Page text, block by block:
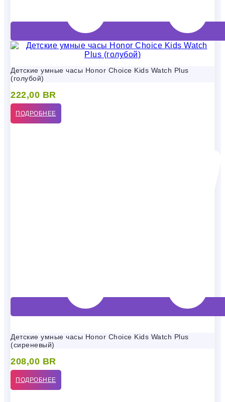
Детские умные часы Honor Choice Kids Watch Plus
(голубой)
222,00 BR
ПОДРОБНЕЕ
Детские умные часы Honor Choice Kids Watch Plus
(сиреневый)
208,00 BR
ПОДРОБНЕЕ